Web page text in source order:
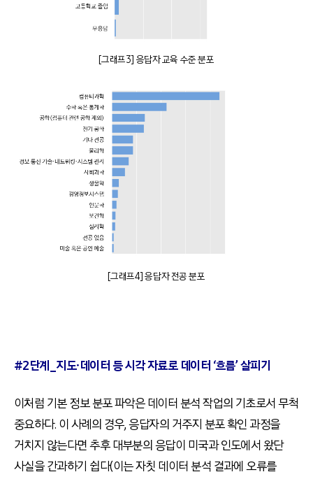
[그래프3] 응답자 교육 수준 분포
[그래프4] 응답자 전공 분포
#2단계_지도∙데이터 등 시각 자료로 데이터 ‘흐름’ 살피기
이처럼 기본 정보 분포 파악은 데이터 분석 작업의 기초로서 무척
중요하다. 이 사례의 경우, 응답자의 거주지 분포 확인 과정을
거치지 않는다면 추후 대부분의 응답이 미국과 인도에서 왔단
사실을 간과하기 쉽다(이는 자칫 데이터 분석 결과에 오류를